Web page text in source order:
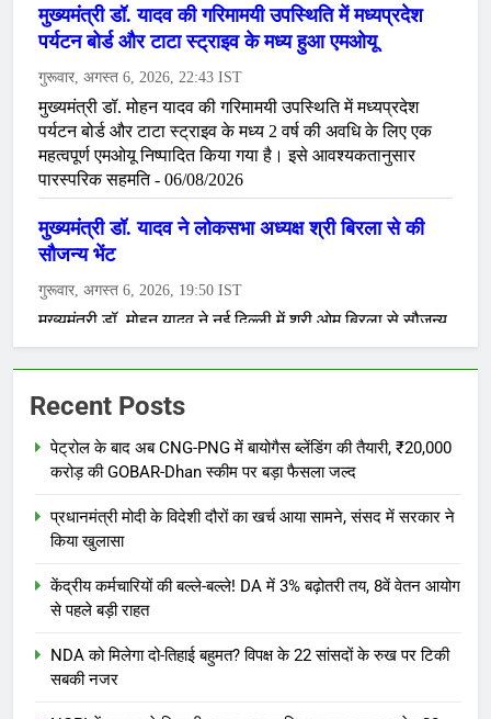
Recent Posts
पेट्रोल के बाद अब CNG-PNG में बायोगैस ब्लेंडिंग की तैयारी, ₹20,000
करोड़ की GOBAR-Dhan स्कीम पर बड़ा फैसला जल्द
प्रधानमंत्री मोदी के विदेशी दौरों का खर्च आया सामने, संसद में सरकार ने
किया खुलासा
केंद्रीय कर्मचारियों की बल्ले-बल्ले! DA में 3% बढ़ोतरी तय, 8वें वेतन आयोग
से पहले बड़ी राहत
NDA को मिलेगा दो-तिहाई बहुमत? विपक्ष के 22 सांसदों के रुख पर टिकी
सबकी नजर